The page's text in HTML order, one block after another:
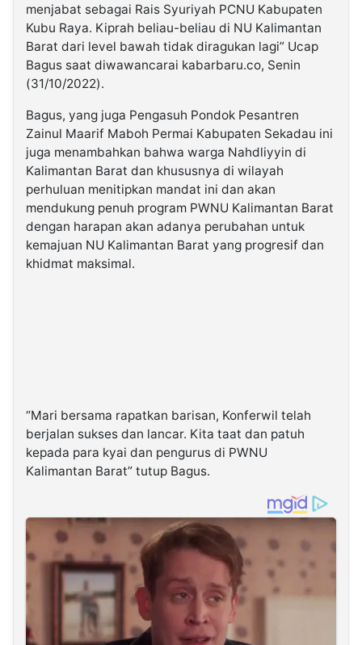
menjabat sebagai Rais Syuriyah PCNU Kabupaten
Kubu Raya. Kiprah beliau-beliau di NU Kalimantan
Barat dari level bawah tidak diragukan lagi” Ucap
Bagus saat diwawancarai kabarbaru.co, Senin
(31/10/2022).
Bagus, yang juga Pengasuh Pondok Pesantren
Zainul Maarif Maboh Permai Kabupaten Sekadau ini
juga menambahkan bahwa warga Nahdliyyin di
Kalimantan Barat dan khususnya di wilayah
perhuluan menitipkan mandat ini dan akan
mendukung penuh program PWNU Kalimantan Barat
dengan harapan akan adanya perubahan untuk
kemajuan NU Kalimantan Barat yang progresif dan
khidmat maksimal.
“Mari bersama rapatkan barisan, Konferwil telah
berjalan sukses dan lancar. Kita taat dan patuh
kepada para kyai dan pengurus di PWNU
Kalimantan Barat” tutup Bagus.